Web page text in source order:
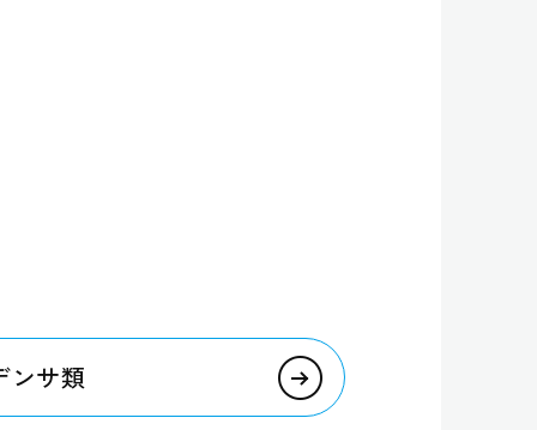
ンサ類